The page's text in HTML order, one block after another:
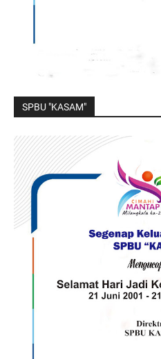
SPBU "KASAM"